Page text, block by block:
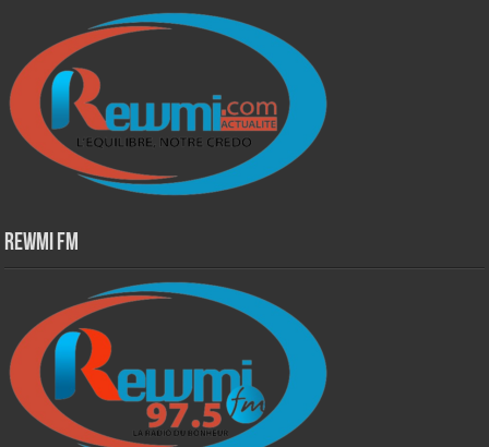
Rewmi Fm